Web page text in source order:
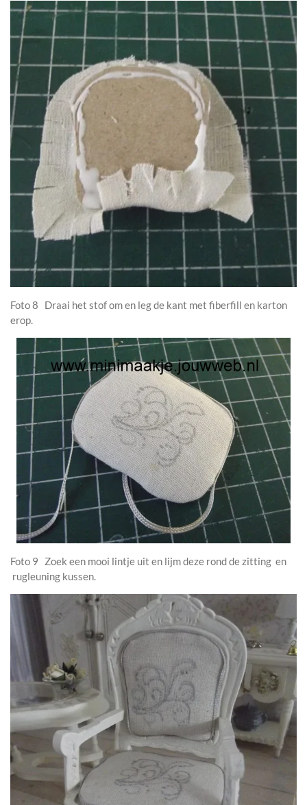
Foto 8 Draai het stof om en leg de kant met fiberfill en karton
erop.
Foto 9 Zoek een mooi lintje uit en lijm deze rond de zitting en
rugleuning kussen.